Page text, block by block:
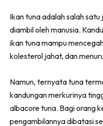
Ikan tuna adalah salah
diambil oleh manusia.
ikan tuna mampu
kolesterol jahat, dan
Namun, ternyata tuna
kandungan merkurinya
albacore tuna. Bagi orang
pengambilannya dibatasi